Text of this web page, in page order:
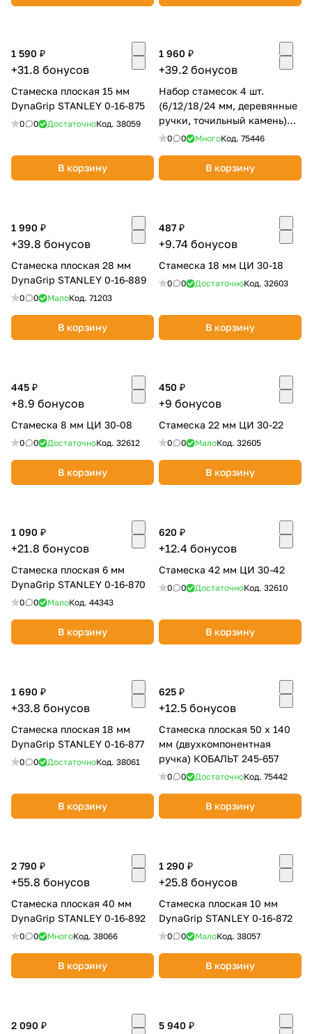
1 590 ₽
+31.8 бонусов
Стамеска плоская 15 мм
DynaGrip STANLEY 0-16-875
0 0 ДостаточноКод. 38059
В корзину
1 960 ₽
+39.2 бонусов
Набор стамесок 4 шт.
(6/12/18/24 мм, деревянные
ручки, точильный камень)
КОБАЛЬТ 245-893
0 0 МногоКод. 75446
В корзину
1 990 ₽
+39.8 бонусов
Стамеска плоская 28 мм
DynaGrip STANLEY 0-16-889
0 0 МалоКод. 71203
В корзину
487 ₽
+9.74 бонусов
Стамеска 18 мм ЦИ 30-18
0 0 ДостаточноКод. 32603
В корзину
445 ₽
+8.9 бонусов
Стамеска 8 мм ЦИ 30-08
0 0 ДостаточноКод. 32612
В корзину
450 ₽
+9 бонусов
Стамеска 22 мм ЦИ 30-22
0 0 МалоКод. 32605
В корзину
1 090 ₽
+21.8 бонусов
Стамеска плоская 6 мм
DynaGrip STANLEY 0-16-870
0 0 МалоКод. 44343
В корзину
620 ₽
+12.4 бонусов
Стамеска 42 мм ЦИ 30-42
0 0 ДостаточноКод. 32610
В корзину
1 690 ₽
+33.8 бонусов
Стамеска плоская 18 мм
DynaGrip STANLEY 0-16-877
0 0 ДостаточноКод. 38061
В корзину
625 ₽
+12.5 бонусов
Стамеска плоская 50 х 140
мм (двухкомпонентная
ручка) КОБАЛЬТ 245-657
0 0 ДостаточноКод. 75442
В корзину
2 790 ₽
+55.8 бонусов
Стамеска плоская 40 мм
DynaGrip STANLEY 0-16-892
0 0 МногоКод. 38066
В корзину
1 290 ₽
+25.8 бонусов
Стамеска плоская 10 мм
DynaGrip STANLEY 0-16-872
0 0 МалоКод. 38057
В корзину
2 090 ₽ 5 940 ₽
Подробнее
25
раз в 2
недели
раз в 2 недели
Остались вопросы?
8 800 302-02-51
plait.ru